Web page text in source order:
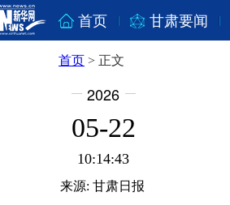
首页 甘肃要闻
首页 > 正文
2026
05-22
10:14:43
来源: 甘肃日报